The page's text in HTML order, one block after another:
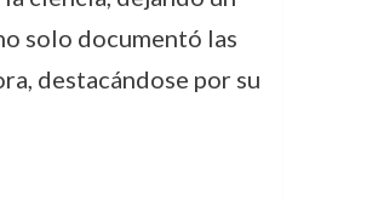
solo documentó las
destacándose por su